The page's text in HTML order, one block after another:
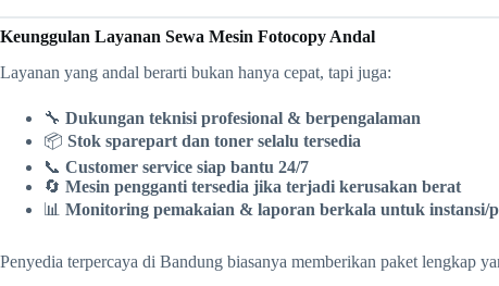
Keunggulan Layanan Sewa Mesin Fotocopy Andal
Layanan yang andal berarti bukan hanya cepat, tapi juga:
🔧 Dukungan teknisi profesional & berpengalaman
📦 Stok sparepart dan toner selalu tersedia
📞 Customer service siap bantu 24/7
🔄 Mesin pengganti tersedia jika terjadi kerusakan berat
📊 Monitoring pemakaian & laporan berkala untuk instansi/
Penyedia terpercaya di Bandung biasanya memberikan paket lengkap